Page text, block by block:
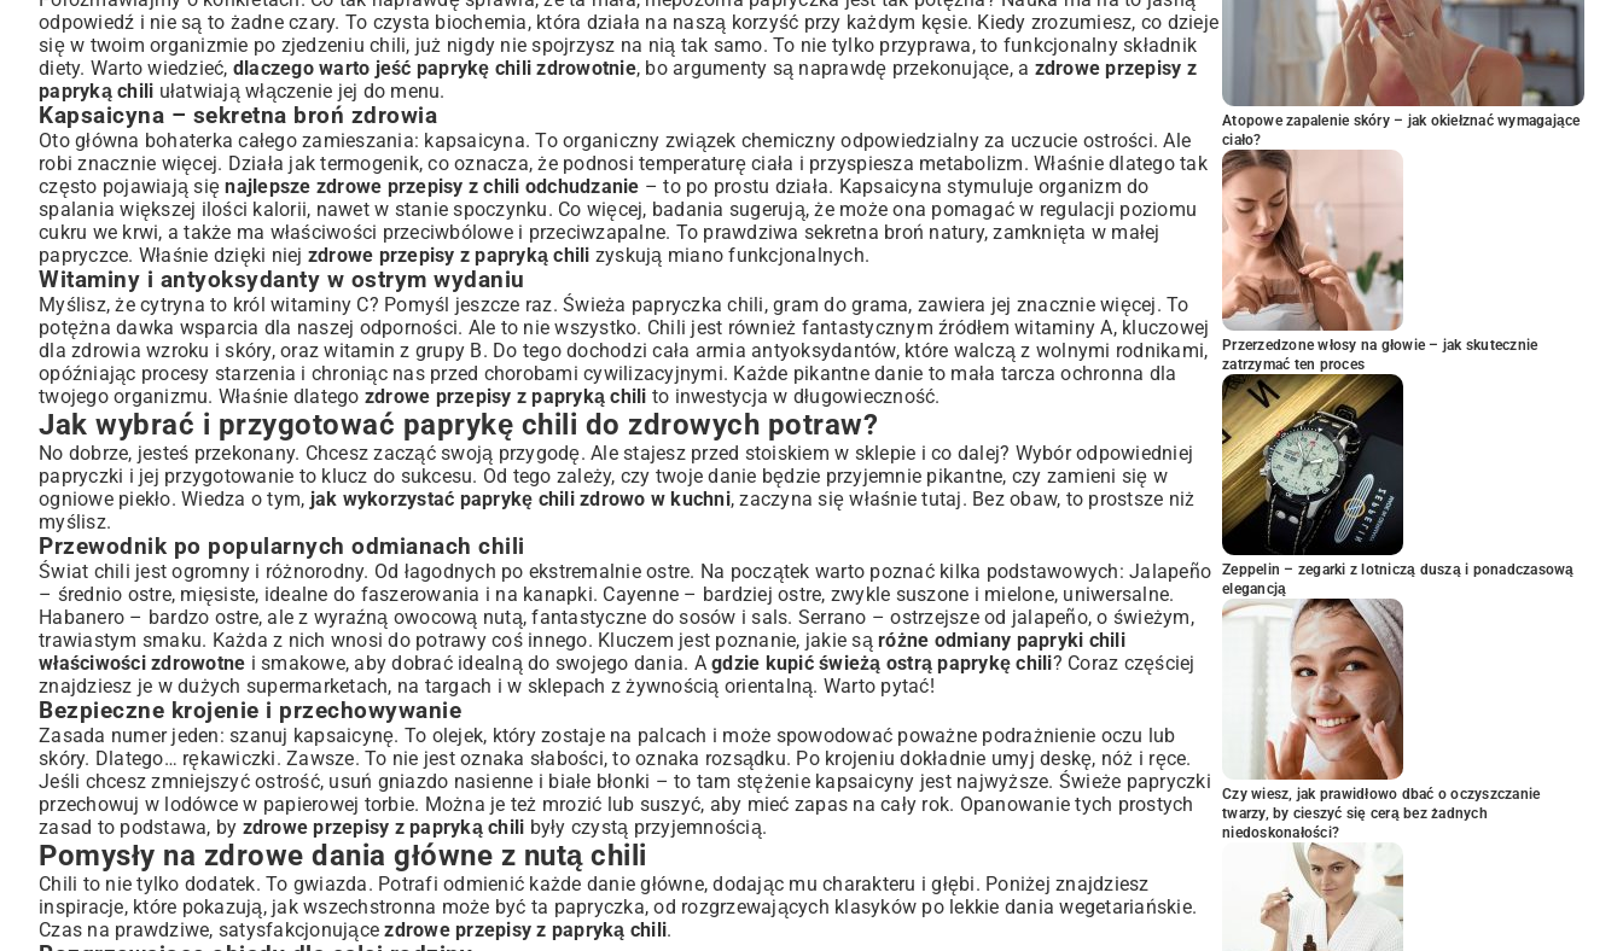
Sałatki, które pobudzają metabolizm
Porady kulinarne dla miłośników zdrowego chili
Balansowanie ostrości: jak dopasować smak?
Sekrety łączenia chili z innymi zdrowymi składnikami
Podsumowanie: Zdrowie i smak na Twoim talerzu
odpowiedź i nie są to żadne czary. To czysta biochemia, która działa na naszą korzyść przy każdym kęsie. Kiedy zrozumiesz, co dzieje
się w twoim organizmie po zjedzeniu chili, już nigdy nie spojrzysz na nią tak samo. To nie tylko przyprawa, to funkcjonalny składnik
diety. Warto wiedzieć, dlaczego warto jeść paprykę chili zdrowotnie, bo argumenty są naprawdę przekonujące, a zdrowe przepisy z
papryką chili ułatwiają włączenie jej do menu.
Kapsaicyna – sekretna broń zdrowia
Oto główna bohaterka całego zamieszania: kapsaicyna. To organiczny związek chemiczny odpowiedzialny za uczucie ostrości. Ale
robi znacznie więcej. Działa jak termogenik, co oznacza, że podnosi temperaturę ciała i przyspiesza metabolizm. Właśnie dlatego tak
często pojawiają sięnajlepsze zdrowe przepisy z chili odchudzanie – to po prostu działa. Kapsaicyna stymuluje organizm do
spalania większej ilości kalorii, nawet w stanie spoczynku. Co więcej, badania sugerują, że może ona pomagać w regulacji poziomu
cukru we krwi, a także ma właściwości przeciwbólowe i przeciwzapalne. To prawdziwa sekretna broń natury, zamknięta w małej
papryczce. Właśnie dzięki niej zdrowe przepisy z papryką chili zyskują miano funkcjonalnych.
Witaminy i antyoksydanty w ostrym wydaniu
Myślisz, że cytryna to król witaminy C? Pomyśl jeszcze raz. Świeża papryczka chili, gram do grama, zawiera jej znacznie więcej. To
potężna dawka wsparcia dla naszej odporności. Ale to nie wszystko. Chili jest również fantastycznym źródłem witaminy A, kluczowej
dla zdrowia wzroku i skóry, oraz witamin z grupy B. Do tego dochodzi cała armia antyoksydantów, które walczą z wolnymi rodnikami,
opóźniając procesy starzenia i chroniąc nas przed chorobami cywilizacyjnymi. Każde pikantne danie to mała tarcza ochronna dla
twojego organizmu. Właśnie dlatego zdrowe przepisy z papryką chili to inwestycja w długowieczność.
Jak wybrać i przygotować paprykę chili do zdrowych potraw?
No dobrze, jesteś przekonany. Chcesz zacząć swoją przygodę. Ale stajesz przed stoiskiem w sklepie i co dalej? Wybór odpowiedniej
papryczki i jej przygotowanie to klucz do sukcesu. Od tego zależy, czy twoje danie będzie przyjemnie pikantne, czy zamieni się w
ogniowe piekło. Wiedza o tym, jak wykorzystać paprykę chili zdrowo w kuchni, zaczyna się właśnie tutaj. Bez obaw, to prostsze niż
myślisz.
Przewodnik po popularnych odmianach chili
Świat chili jest ogromny i różnorodny. Od łagodnych po ekstremalnie ostre. Na początek warto poznać kilka podstawowych: Jalapeño
– średnio ostre, mięsiste, idealne do faszerowania i na kanapki. Cayenne – bardziej ostre, zwykle suszone i mielone, uniwersalne.
Habanero – bardzo ostre, ale z wyraźną owocową nutą, fantastyczne do sosów i sals. Serrano – ostrzejsze od jalapeño, o świeżym,
trawiastym smaku. Każda z nich wnosi do potrawy coś innego. Kluczem jest poznanie, jakie są różne odmiany papryki chili
właściwości zdrowotne i smakowe, aby dobrać idealną do swojego dania. A gdzie kupić świeżą ostrą paprykę chili? Coraz częściej
znajdziesz je w dużych supermarketach, na targach i w sklepach z żywnością orientalną. Warto pytać!
Bezpieczne krojenie i przechowywanie
Zasada numer jeden: szanuj kapsaicynę. To olejek, który zostaje na palcach i może spowodować poważne podrażnienie oczu lub
skóry. Dlatego… rękawiczki. Zawsze. To nie jest oznaka słabości, to oznaka rozsądku. Po krojeniu dokładnie umyj deskę, nóż i ręce.
Jeśli chcesz zmniejszyć ostrość, usuń gniazdo nasienne i białe błonki – to tam stężenie kapsaicyny jest najwyższe. Świeże papryczki
przechowuj w lodówce w papierowej torbie. Można je też mrozić lub suszyć, aby mieć zapas na cały rok. Opanowanie tych prostych
zasad to podstawa, by zdrowe przepisy z papryką chili były czystą przyjemnością.
Pomysły na zdrowe dania główne z nutą chili
Chili to nie tylko dodatek. To gwiazda. Potrafi odmienić każde danie główne, dodając mu charakteru i głębi. Poniżej znajdziesz
inspiracje, które pokazują, jak wszechstronna może być ta papryczka, od rozgrzewających klasyków po lekkie dania wegetariańskie.
Czas na prawdziwe, satysfakcjonującezdrowe przepisy z papryką chili.
Atopowe zapalenie skóry – jak okiełznać wymagające
ciało?
Przerzedzone włosy na głowie – jak skutecznie
zatrzymać ten proces
Zeppelin – zegarki z lotniczą duszą i ponadczasową
elegancją
Czy wiesz, jak prawidłowo dbać o oczyszczanie
twarzy, by cieszyć się cerą bez żadnych
niedoskonałości?